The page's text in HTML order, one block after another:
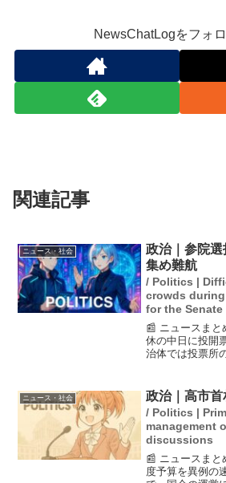
NewsChatLogをフォ
関連記事
ニュース・社会
政治｜参院選
集め難航
/ Politics |
crowds
for the
counting.
📰 ニュースまと
休の中日に投開
治体では投票所
り、各自治体は
発活動を行って
ニュース・社会 政治｜高市
/ Politics |
management
discussions
📰 ニュースまと
度予算を異例の